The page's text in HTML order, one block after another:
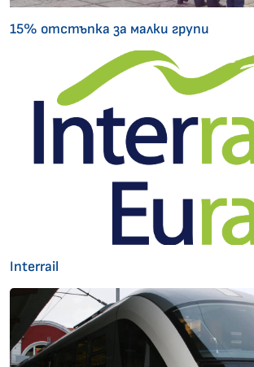
15% отстъпка за малки групи
Interrail